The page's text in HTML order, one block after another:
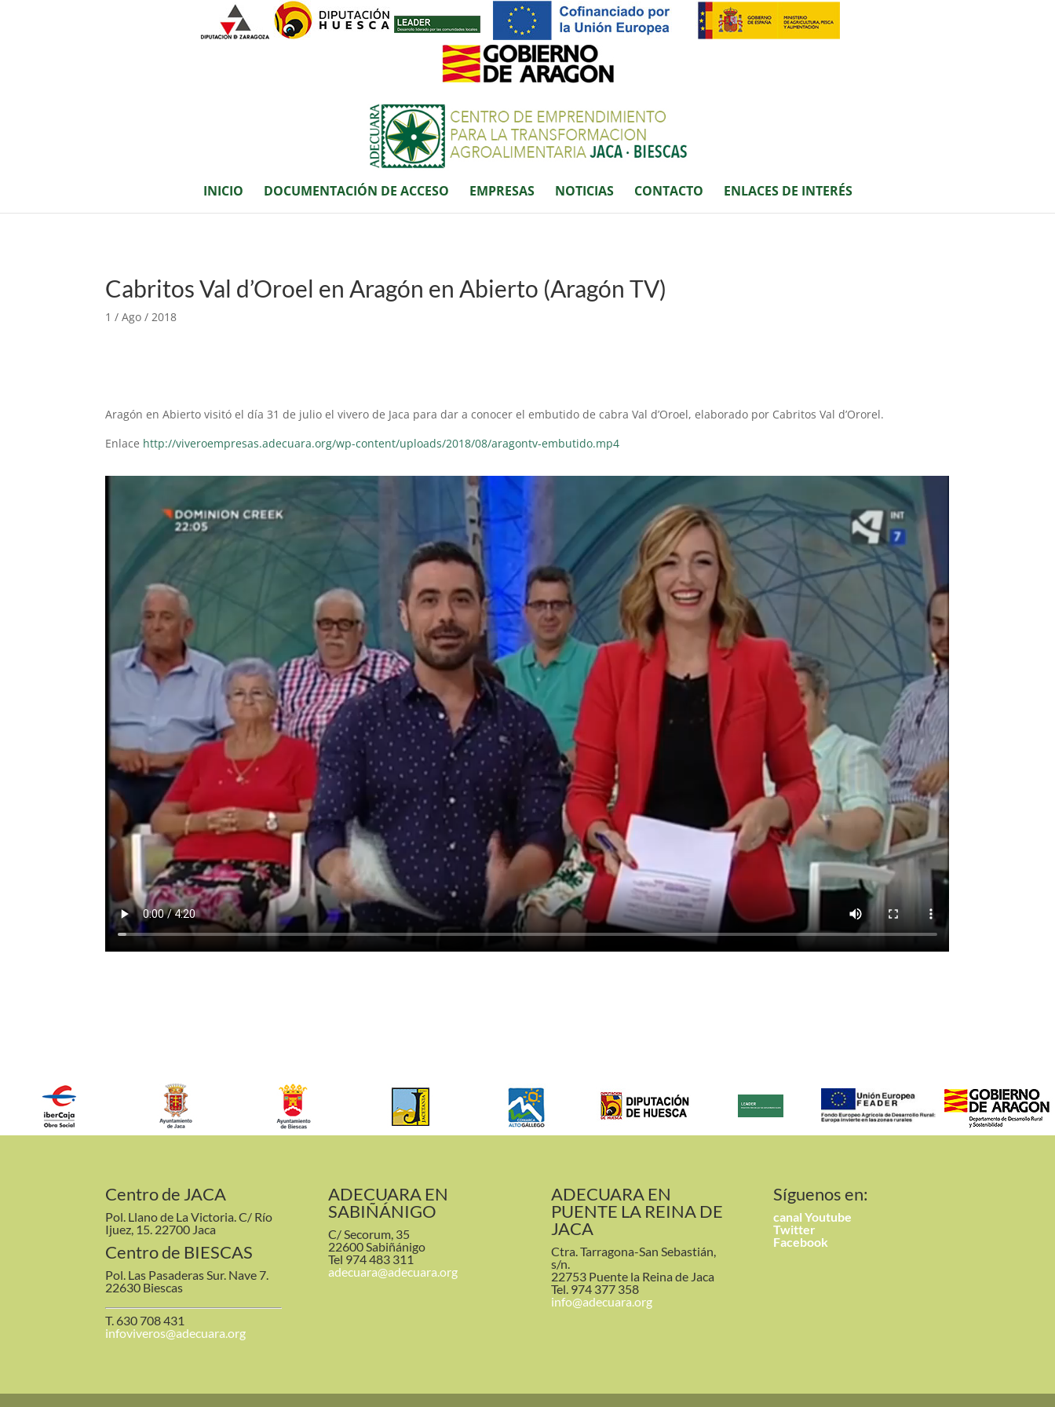
INICIO DOCUMENTACIÓN DE ACCESO EMPRESAS NOTICIAS CONTACTO ENLACES DE INTERÉS
Cabritos Val d’Oroel en Aragón en Abierto (Aragón TV)
1 / Ago / 2018
Aragón en Abierto visitó el día 31 de julio el vivero de Jaca para dar a conocer el embutido de cabra Val d’Oroel, elaborado por Cabritos Val d’Ororel.
Enlace http://viveroempresas.adecuara.org/wp-content/uploads/2018/08/aragontv-embutido.mp4
Centro de JACA
Pol. Llano de La Victoria. C/ Río
Ijuez, 15. 22700 Jaca
Centro de BIESCAS
Pol. Las Pasaderas Sur. Nave 7.
22630 Biescas
T. 630 708 431
infoviveros@adecuara.org
ADECUARA EN
SABIÑÁNIGO
C/ Secorum, 35
22600 Sabiñánigo
Tel 974 483 311
adecuara@adecuara.org
ADECUARA EN
PUENTE LA REINA DE
JACA
Ctra. Tarragona-San Sebastián,
s/n.
22753 Puente la Reina de Jaca
Tel. 974 377 358
info@adecuara.org
Síguenos en:
canal Youtube
Twitter
Facebook